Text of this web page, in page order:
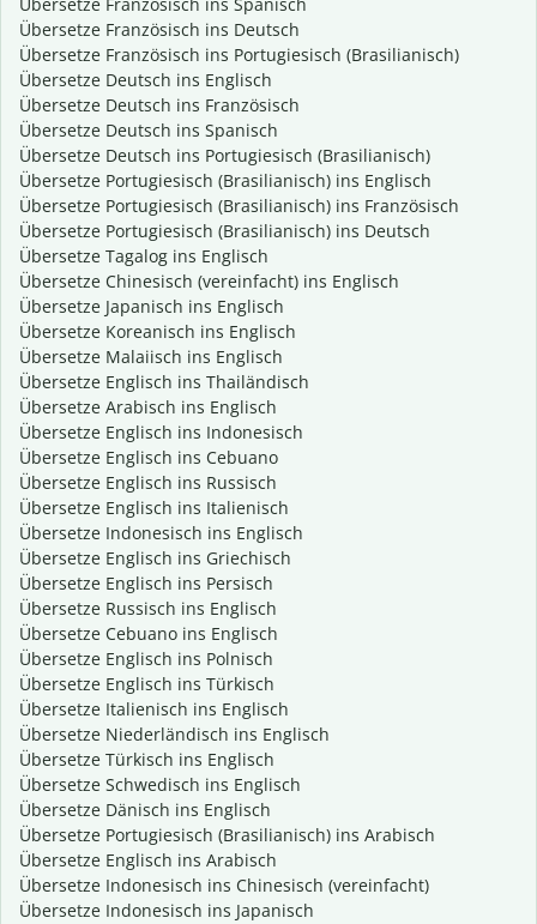
Übersetze Französisch ins Deutsch
Übersetze Französisch ins Portugiesisch (Brasilianisch)
Übersetze Deutsch ins Englisch
Übersetze Deutsch ins Französisch
Übersetze Deutsch ins Spanisch
Übersetze Deutsch ins Portugiesisch (Brasilianisch)
Übersetze Portugiesisch (Brasilianisch) ins Englisch
Übersetze Portugiesisch (Brasilianisch) ins Französisch
Übersetze Portugiesisch (Brasilianisch) ins Deutsch
Übersetze Tagalog ins Englisch
Übersetze Chinesisch (vereinfacht) ins Englisch
Übersetze Japanisch ins Englisch
Übersetze Koreanisch ins Englisch
Übersetze Malaiisch ins Englisch
Übersetze Englisch ins Thailändisch
Übersetze Arabisch ins Englisch
Übersetze Englisch ins Indonesisch
Übersetze Englisch ins Cebuano
Übersetze Englisch ins Russisch
Übersetze Englisch ins Italienisch
Übersetze Indonesisch ins Englisch
Übersetze Englisch ins Griechisch
Übersetze Englisch ins Persisch
Übersetze Russisch ins Englisch
Übersetze Cebuano ins Englisch
Übersetze Englisch ins Polnisch
Übersetze Englisch ins Türkisch
Übersetze Italienisch ins Englisch
Übersetze Niederländisch ins Englisch
Übersetze Türkisch ins Englisch
Übersetze Schwedisch ins Englisch
Übersetze Dänisch ins Englisch
Übersetze Portugiesisch (Brasilianisch) ins Arabisch
Übersetze Englisch ins Arabisch
Übersetze Indonesisch ins Chinesisch (vereinfacht)
Übersetze Indonesisch ins Japanisch